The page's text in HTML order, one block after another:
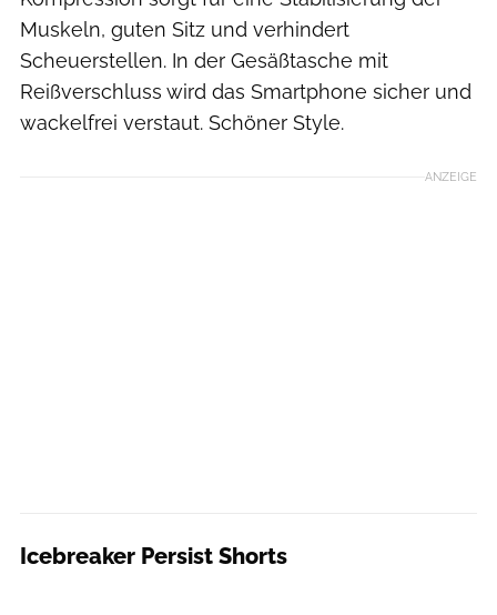
Muskeln, guten Sitz und verhindert
Scheuerstellen. In der Gesäßtasche mit
Reißverschluss wird das Smartphone sicher und
wackelfrei verstaut. Schöner Style.
ANZEIGE
Icebreaker Persist Shorts